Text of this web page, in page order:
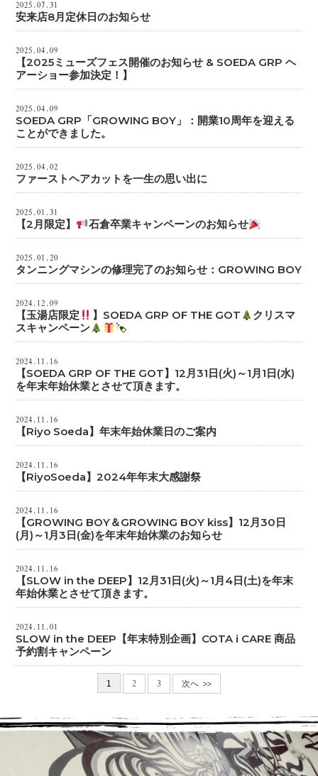
2025.07.31
安来店8月定休日のお知らせ
2025.04.09
【2025ミューズフェス開催のお知らせ & SOEDA GRP ヘ
アーショー参加決定！】
2025.04.09
SOEDA GRP「GROWING BOY」：開業10周年を迎える
ことができました。
2025.04.02
ファーストヘアカットを一生の思い出に
2025.01.31
【2月限定】 石倉卒業キャンペーンのお知らせ
2025.01.20
タンニングマシンの修理完了のお知らせ：GROWING BOY
2024.12.09
【玉湯店限定 】SOEDA GRP OF THE GOT
クリスマ
スキャンペーン
2024.11.16
【SOEDA GRP OF THE GOT】12月31日(火)～1月1日(水)
を年末年始休業とさせて頂きます。
2024.11.16
【Riyo Soeda】年末年始休業日のご案内
2024.11.16
【RiyoSoeda】2024年年末大感謝祭
2024.11.16
【GROWING BOY＆GROWING BOY kiss】12月30日
(月)～1月3日(金)を年末年始休業のお知らせ
2024.11.16
【SLOW in the DEEP】12月31日(火)～1月4日(土)を年末
年始休業とさせて頂きます。
2024.11.01
SLOW in the DEEP【年末特別企画】COTA i CARE 商品
予約割キャンペーン
1 2 3 次へ >>